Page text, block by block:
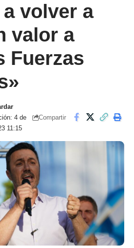
volver a
valor a
Fuerzas
4 de
11:15
Compartir